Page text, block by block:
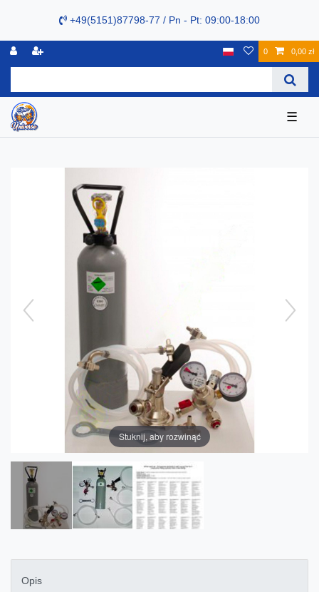
+49(5151)87798-77 / Pn - Pt: 09:00-18:00
0 0,00 zł
☰
Stuknij, aby rozwinąć
Opis